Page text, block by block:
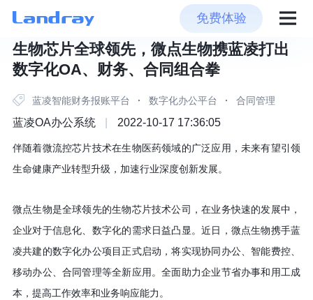
免费体验
生物芯片全球领先，微点生物携蓝凌打出
数字化OA、财务、合同组合拳
蓝凌智能财务报账平台 · 数字化办公平台 · 合同管理
蓝凌OA办公系统 2022-10-17 17:36:05
伴随着微流控芯片技术在生物医药领域的广泛应用，未来有望引领
生命健康产业转型升级，加速行业深度创新发展。
微点生物是全球领先的生物芯片技术公司 ，在业务快速的发展中 ，
企业对于信息化、 数字化的需求日益凸显 。近日 ， 微点生物携手蓝
凌共建的数字化办公项目正式启动 ，将实现协同办公、 智能费控、
移动办公、合同管理等全新应用 。全面助力企业节省办事和用工成
本 ， 提高工作效率和业务响应能力 。